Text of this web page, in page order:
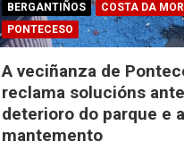
BERGANTIÑOS
COSTA DA
PONTECESO
A veciñanza de
reclama solucións
deterioro do parque e
mantemento